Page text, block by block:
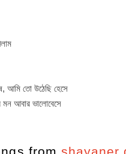
আমি তো উঠেছি হেসে
আবার ভালোবেসে